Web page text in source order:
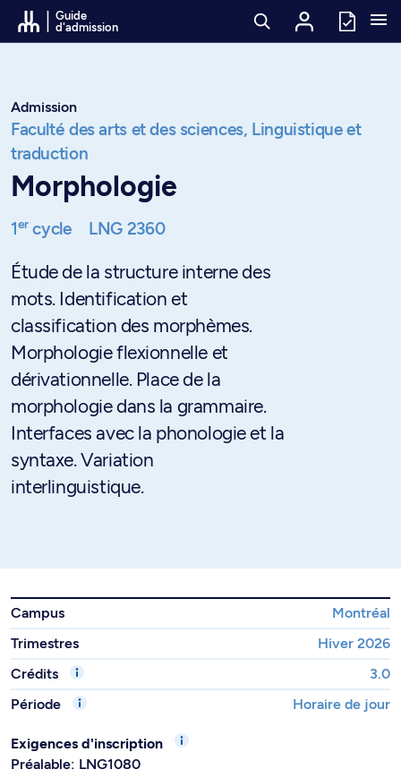
Passer au contenu
Guide
d'admission
Admission
Faculté des arts et des sciences, Linguistique et
traduction
Morphologie
1ercycle LNG 2360
Étude de la structure interne des
mots. Identification et
classification des morphèmes.
Morphologie flexionnelle et
dérivationnelle. Place de la
morphologie dans la grammaire.
Interfaces avec la phonologie et la
syntaxe. Variation
interlinguistique.
Campus
Montréal
Trimestres
Hiver 2026
Crédits
3.0
Période
Horaire de jour
Exigences d'inscription
Préalable: LNG1080